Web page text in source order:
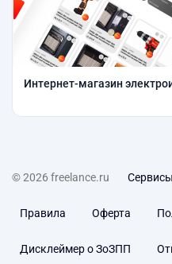
Интернет-магазин
© 2026 freelance.ru Сервисы
Правила Оферта
Дисклеймер о ЗоЗПП